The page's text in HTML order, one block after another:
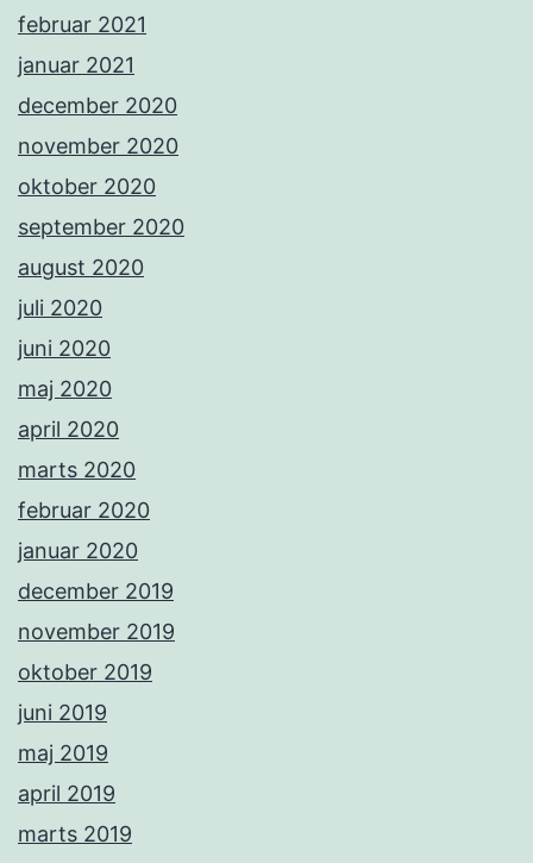
februar 2021
januar 2021
december 2020
november 2020
oktober 2020
september 2020
august 2020
juli 2020
juni 2020
maj 2020
april 2020
marts 2020
februar 2020
januar 2020
december 2019
november 2019
oktober 2019
juni 2019
maj 2019
april 2019
marts 2019